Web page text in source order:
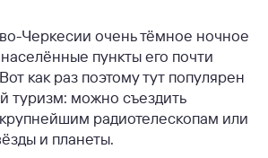
Черкесии очень тёмное ночное
пункты его почти
как раз поэтому тут популярен
туризм: можно съездить
радиотелескопам или
и планеты.